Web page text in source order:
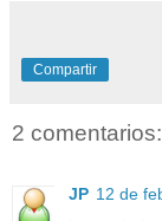
Compartir
2 comentarios:
JP 12 de